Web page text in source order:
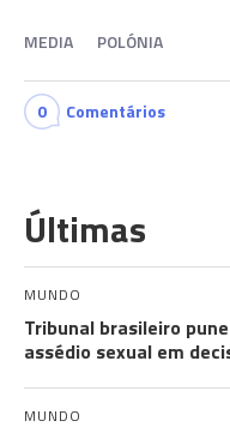
MEDIA POLÓNIA
0 Comentários
Últimas
MUNDO
Tribunal brasileiro
assédio sexual em
MUNDO